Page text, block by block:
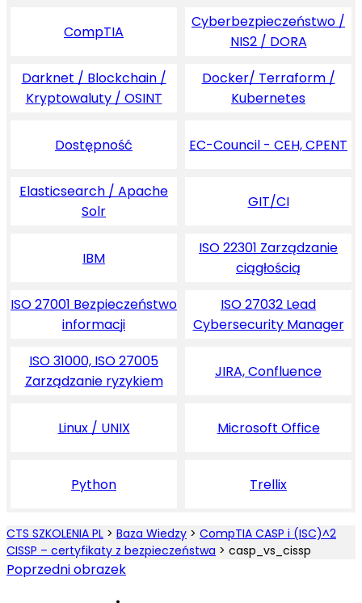
CompTIA
Cyberbezpieczeństwo /
NIS2 / DORA
Darknet / Blockchain /
Kryptowaluty / OSINT
Docker/ Terraform /
Kubernetes
Dostępność EC-Council - CEH, CPENT
Elasticsearch / Apache
Solr
GIT/CI
IBM
ISO 22301 Zarządzanie
ciągłością
ISO 27001 Bezpieczeństwo
informacji
ISO 27032 Lead
Cybersecurity Manager
ISO 31000, ISO 27005
Zarządzanie ryzykiem
JIRA, Confluence
Linux / UNIX Microsoft Office
Python Trellix
CTS SZKOLENIA PL > Baza Wiedzy > CompTIA CASP i (ISC)^2
CISSP – certyfikaty z bezpieczeństwa > casp_vs_cissp
Poprzedni obrazek